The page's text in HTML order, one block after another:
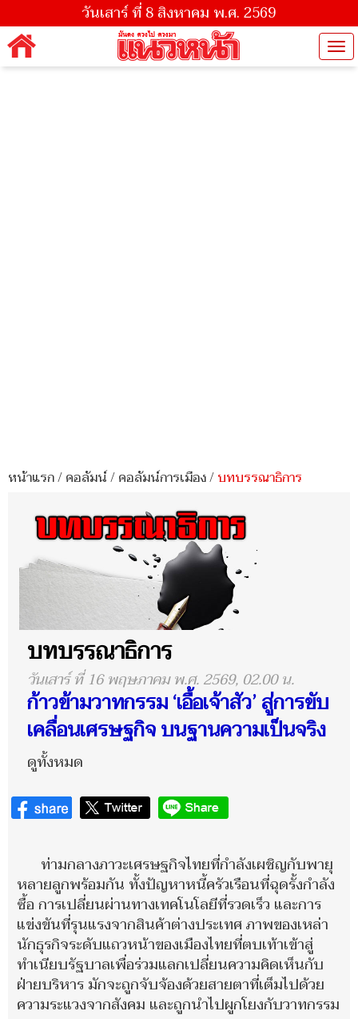
วันเสาร์ ที่ 8 สิงหาคม พ.ศ. 2569
หน้าแรก/คอลัมน์/คอลัมน์การเมือง/บทบรรณาธิการ
บทบรรณาธิการ
วันเสาร์ ที่ 16 พฤษภาคม พ.ศ. 2569, 02.00 น.
ก้าวข้ามวาทกรรม ‘เอื้อเจ้าสัว’ สู่การขับ
เคลื่อนเศรษฐกิจ บนฐานความเป็นจริง
ดูทั้งหมด
ท่ามกลางภาวะเศรษฐกิจไทยที่กำลังเผชิญกับพายุ
หลายลูกพร้อมกัน ทั้งปัญหาหนี้ครัวเรือนที่ฉุดรั้งกำลัง
ซื้อ การเปลี่ยนผ่านทางเทคโนโลยีที่รวดเร็ว และการ
แข่งขันที่รุนแรงจากสินค้าต่างประเทศ ภาพของเหล่า
นักธุรกิจระดับแถวหน้าของเมืองไทยที่ตบเท้าเข้าสู่
ทำเนียบรัฐบาลเพื่อร่วมแลกเปลี่ยนความคิดเห็นกับ
ฝ่ายบริหาร มักจะถูกจับจ้องด้วยสายตาที่เต็มไปด้วย
ความระแวงจากสังคม และถูกนำไปผูกโยงกับวาทกรรม